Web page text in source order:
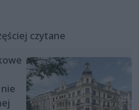
czytane